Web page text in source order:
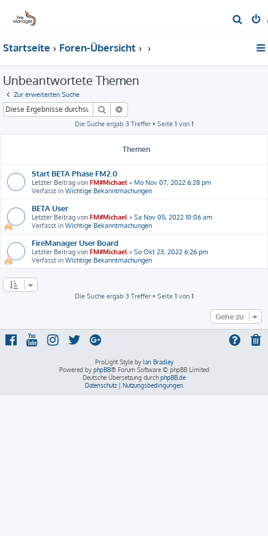
u
Startseite Foren-Übersicht
Unbeantwortete Themen
Zur erweiterten Suche
Suche
Die Suche ergab 3 Treffer • Seite 1 von 1
Themen
Start BETA Phase FM2.0
Letzter Beitrag von FM#Michael « Mo Nov 07, 2022 6:28 pm
Verfasst in Wichtige Bekanntmachungen
BETA User
Letzter Beitrag von FM#Michael « Sa Nov 05, 2022 10:06 am
Verfasst in Wichtige Bekanntmachungen
FireManager User Board
Letzter Beitrag von FM#Michael « So Okt 23, 2022 6:26 pm
Verfasst in Wichtige Bekanntmachungen
Die Suche ergab 3 Treffer • Seite 1 von 1
Gehe zu
ProLight Style by Ian Bradley
Powered by phpBB® Forum Software © phpBB Limited
Deutsche Übersetzung durch phpBB.de
Datenschutz | Nutzungsbedingungen